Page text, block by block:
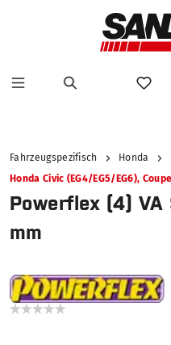
Fahrzeugspezifisch
Honda
Honda Civic (EG4/EG5/EG6),
Powerflex (4)
mm